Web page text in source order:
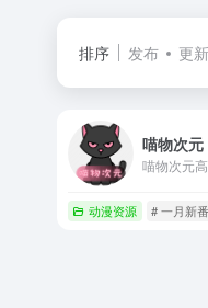
排序 发布 更新
喵物次元
喵物次元
动漫资源 # 一月新番